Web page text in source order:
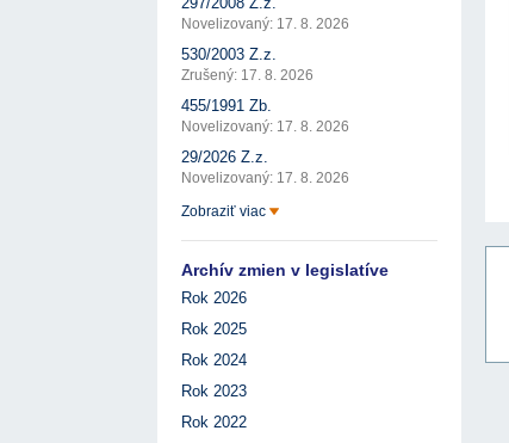
Novelizovaný: 17. 8. 2026
530/2003 Z.z.
Zrušený: 17. 8. 2026
455/1991 Zb.
Novelizovaný: 17. 8. 2026
29/2026 Z.z.
Novelizovaný: 17. 8. 2026
Zobraziť viac
Archív zmien v legislatíve
Rok 2026
Rok 2025
Rok 2024
Rok 2023
Rok 2022